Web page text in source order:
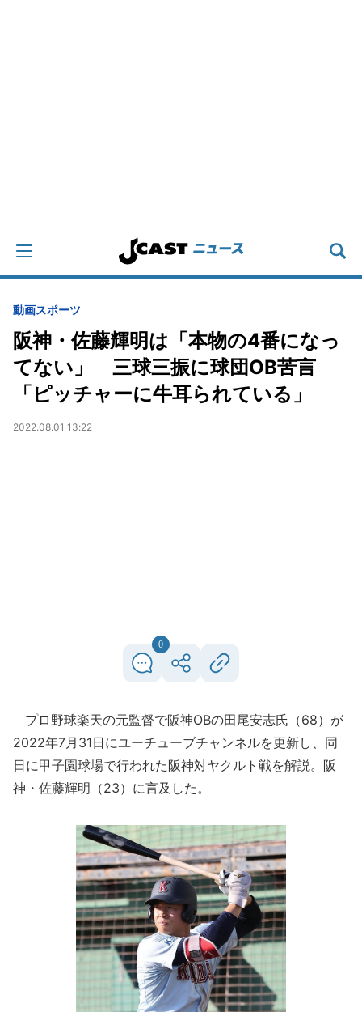
動画スポーツ
阪神・佐藤輝明は「本物の4番になっ
てない」 三球三振に球団OB苦言
「ピッチャーに牛耳られている」
2022.08.01 13:22
0
プロ野球楽天の元監督で阪神OBの田尾安志氏（68）が
2022年7月31日にユーチューブチャンネルを更新し、同
日に甲子園球場で行われた阪神対ヤクルト戦を解説。阪
神・佐藤輝明（23）に言及した。